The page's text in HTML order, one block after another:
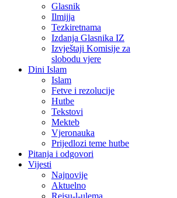
Glasnik
Ilmijja
Tezkiretnama
Izdanja Glasnika IZ
Izvještaji Komisije za
slobodu vjere
Dini Islam
Islam
Fetve i rezolucije
Hutbe
Tekstovi
Mekteb
Vjeronauka
Prijedlozi teme hutbe
Pitanja i odgovori
Vijesti
Najnovije
Aktuelno
Reisu-l-ulema